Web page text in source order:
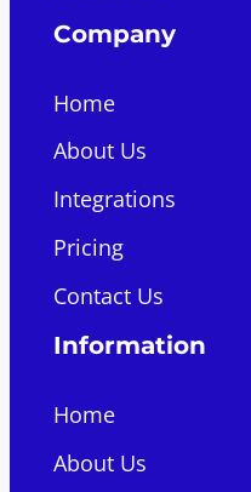
Company
Home
About Us
Integrations
Pricing
Contact Us
Information
Home
About Us